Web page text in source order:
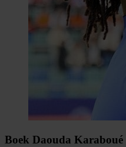
Boek Daouda Karaboué